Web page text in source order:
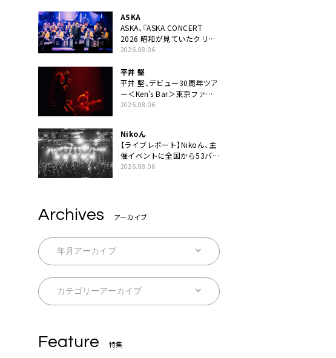
YouTube公開
ASKA
ASKA、『ASKA CONCERT
2026 昭和が見ていたクリス
マス!? 』発売＆上映決定
2026.08.06
平井 堅
平井 堅、デビュー30周年ツア
ー＜Ken’s Bar＞東京ファイ
ナル公演の映像商品化決定。
2026.08.06
Nikoん
【ライブレポート】Nikoん、主
催イベントに全国から53バ
ンドが出演「自分たちが積み
2026.08.06
Archives アーカイブ
Feature 特集